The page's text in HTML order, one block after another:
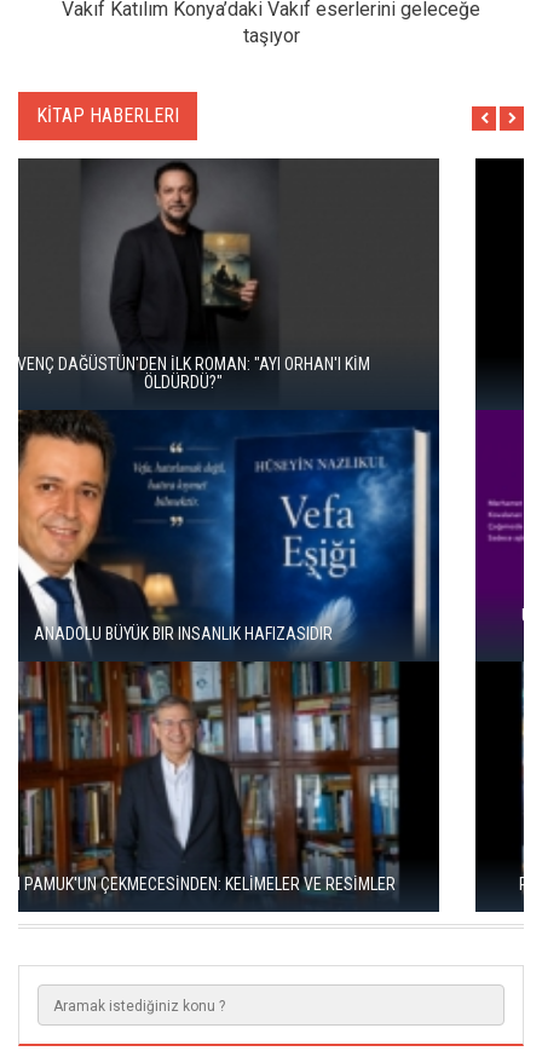
Vakıf Katılım Konya’daki Vakıf eserlerini geleceğe
taşıyor
KİTAP HABERLERI
İKİ KİTAP VE BİTMEYEN BİR ENERJİ
ÜNAL ERSÖZLÜ’NÜN YENİ ŞİİR KİTABI “BÖĞÜRTLEN ÖPÜCÜĞÜ”
YAYIMLANDI
RIZA SÖNMEZ: ‘ANADOLU, SANILDIĞINDAN ÇOK DAHA VEGAN"